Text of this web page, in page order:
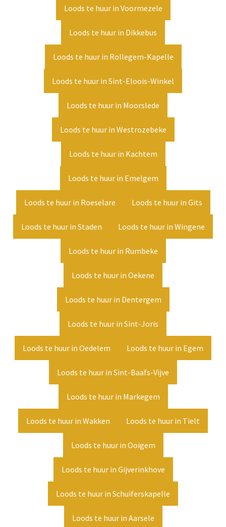
Loods te huur in Voormezele
Loods te huur in Dikkebus
Loods te huur in Rollegem-Kapelle
Loods te huur in Sint-Eloois-Winkel
Loods te huur in Moorslede
Loods te huur in Westrozebeke
Loods te huur in Kachtem
Loods te huur in Emelgem
Loods te huur in Roeselare Loods te huur in Gits
Loods te huur in Staden Loods te huur in Wingene
Loods te huur in Rumbeke
Loods te huur in Oekene
Loods te huur in Dentergem
Loods te huur in Sint-Joris
Loods te huur in Oedelem Loods te huur in Egem
Loods te huur in Sint-Baafs-Vijve
Loods te huur in Markegem
Loods te huur in Wakken Loods te huur in Tielt
Loods te huur in Ooigem
Loods te huur in Gijverinkhove
Loods te huur in Schuiferskapelle
Loods te huur in Aarsele